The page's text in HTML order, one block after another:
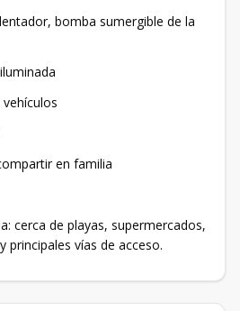
bomba sumergible de la
en familia
cerca de playas, supermercados,
principales vías de acceso.